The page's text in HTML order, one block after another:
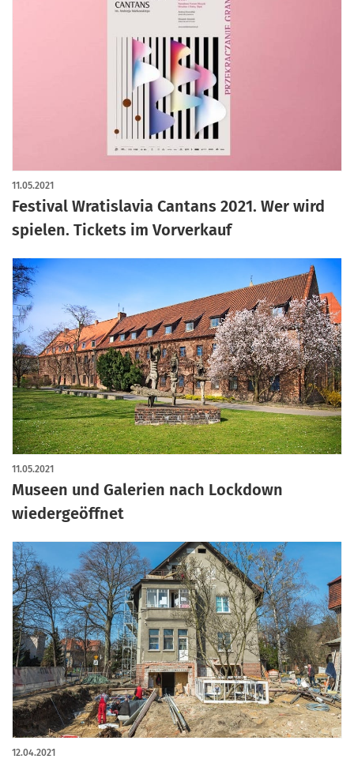
Festival Wratislavia Cantans 2021. Wer wird
spielen. Tickets im Vorverkauf
11.05.2021
Museen und Galerien nach Lockdown
wiedergeöffnet
11.05.2021
12.04.2021